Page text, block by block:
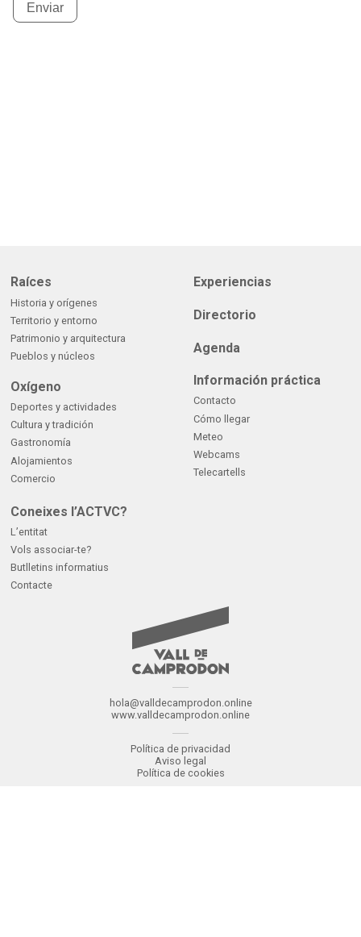
Enviar
hola@valldecamprodon.online
www.valldecamprodon.online
Política de privacidad
Aviso legal
Política de cookies
Raíces
Historia y orígenes
Territorio y entorno
Patrimonio y arquitectura
Pueblos y núcleos
Oxígeno
Deportes y actividades
Cultura y tradición
Gastronomía
Alojamientos
Comercio
Experiencias
Directorio
Agenda
Información práctica
Contacto
Cómo llegar
Meteo
Webcams
Telecartells
Coneixes l’ACTVC?
L’entitat
Vols associar-te?
Butlletins informatius
Contacte